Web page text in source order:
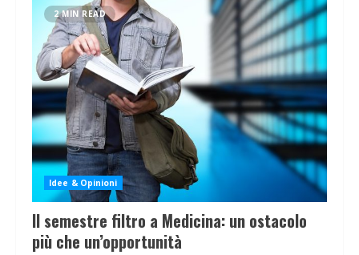
2 MIN READ
Idee & Opinioni
Il semestre filtro a Medicina: un ostacolo
più che un’opportunità